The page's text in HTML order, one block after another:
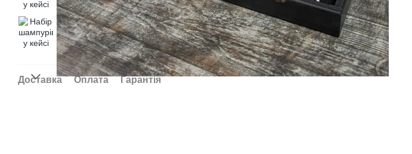
Доставка Оплата Гарантія